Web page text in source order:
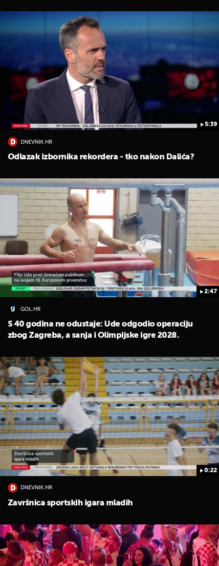
5:39
DNEVNIK.HR
Odlazak izbornika rekordera - tko nakon Dalića?
2:47
GOL.HR
S 40 godina ne odustaje: Ude odgodio operaciju
zbog Zagreba, a sanja i Olimpijske igre 2028.
0:22
DNEVNIK.HR
Završnica sportskih igara mladih